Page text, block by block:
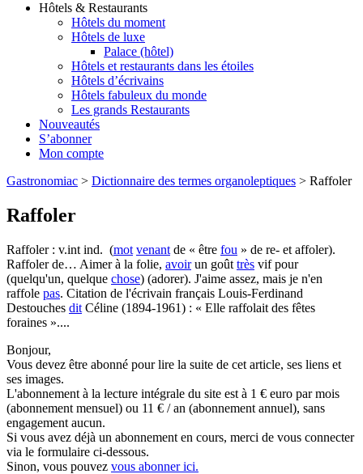
Hôtels & Restaurants
Hôtels du moment
Hôtels de luxe
Palace (hôtel)
Hôtels et restaurants dans les étoiles
Hôtels d’écrivains
Hôtels fabuleux du monde
Les grands Restaurants
Nouveautés
S’abonner
Mon compte
Gastronomiac > Dictionnaire des termes organoleptiques > Raffoler
Raffoler
Raffoler : v.int ind. (mot venant de « être fou » de re- et affoler).
Raffoler de… Aimer à la folie, avoirun goût très vif pour
(quelqu'un, quelque chose) (adorer). J'aime assez, mais je n'en
raffole pas. Citation de l'écrivain français Louis-Ferdinand
Destouches dit Céline (1894-1961) : « Elle raffolait des fêtes
foraines »....
Bonjour,
Vous devez être abonné pour lire la suite de cet article, ses liens et
ses images.
L'abonnement à la lecture intégrale du site est à 1 € euro par mois
(abonnement mensuel) ou 11 € / an (abonnement annuel), sans
engagement aucun.
Si vous avez déjà un abonnement en cours, merci de vous connecter
via le formulaire ci-dessous.
Sinon, vous pouvez vous abonner ici.